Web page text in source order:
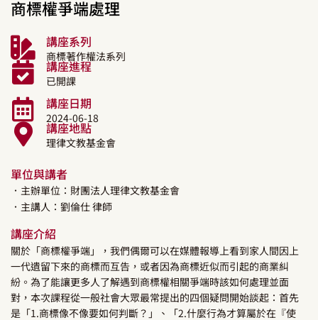
商標權爭端處理
講座系列
商標著作權法系列
講座進程
已開課
講座日期
2024-06-18
講座地點
理律文教基金會
單位與講者
．主辦單位：財團法人理律文教基金會
．主講人： 劉倫仕律師
講座介紹
關於「商標權爭端」，我們偶爾可以在媒體報導上看到家人間因上
一代遺留下來的商標而互告，或者因為商標近似而引起的商業糾
紛。為了能讓更多人了解遇到商標權相關爭端時該如何處理並面
對，本次課程從一般社會大眾最常提出的四個疑問開始談起：首先
是「1.商標像不像要如何判斷？」、「2.什麼行為才算屬於在『使